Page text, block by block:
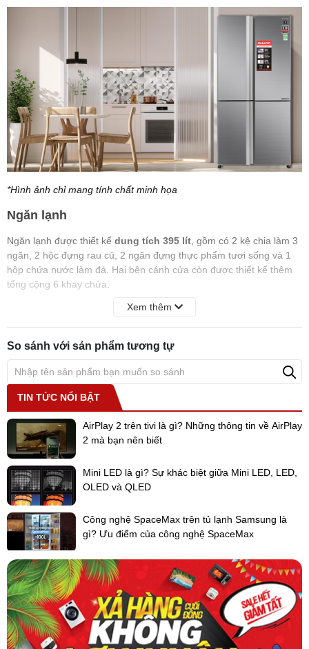
*Hình ảnh chỉ mang tính chất minh họa
Ngăn lạnh
Ngăn lạnh được thiết kế dung tích 395 lít , gồm có 2 kệ chia làm 3
ngăn, 2 hộc đựng rau củ, 2 ngăn đựng thực phẩm tươi sống và 1
hộp chứa nước làm đá. Hai bên cánh cửa còn được thiết kế thêm
tổng cộng 6 khay chứa.
và 1 hộc làm đá viên.
Tủ lạnh Sharp Inverternày có khả năng
, thậm
chí có thể
tự động làm sạch khay đá
sinh khay đá cho người dùng. Đồng thời máy còn đảm bảo cho ra
những viên đá tinh khiết hơn.
*Hình ảnh chỉ mang tính chất minh họa
Công nghệ tiết kiệm điện
Xem thêm
So sánh với sản phẩm tương tự
TIN TỨC NỔI BẬT
AirPlay 2 trên tivi là gì? Những thông tin về AirPlay
2 mà bạn nên biết
Mini LED là gì? Sự khác biệt giữa Mini LED, LED,
OLED và QLED
Công nghệ SpaceMax trên tủ lạnh Samsung là
gì? Ưu điểm của công nghệ SpaceMax